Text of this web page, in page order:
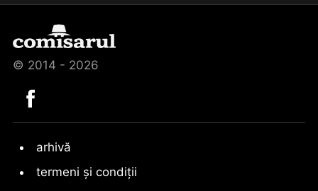
© 2014 - 2026
arhivă
termeni și condiții